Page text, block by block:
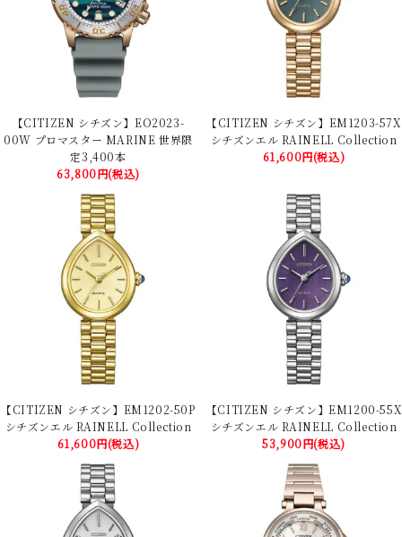
【CITIZEN シチズン】EO2023-
00W プロマスター MARINE 世界限
定3,400本
63,800円(税込)
【CITIZEN シチズン】EM1203-57X
シチズンエル RAINELL Collection
61,600円(税込)
【CITIZEN シチズン】EM1202-50P
シチズンエル RAINELL Collection
61,600円(税込)
【CITIZEN シチズン】EM1200-55X
シチズンエル RAINELL Collection
53,900円(税込)